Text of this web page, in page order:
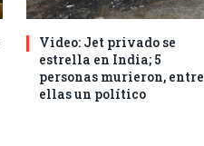
Video: Jet privado se
estrella en India; 5
personas murieron, entre
ellas un político